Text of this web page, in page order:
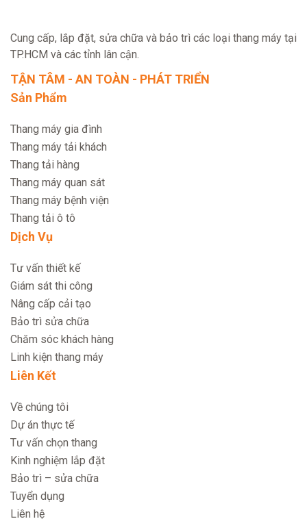
Cung cấp, lắp đặt, sửa chữa và bảo trì các loại thang máy tại
TP.HCM và các tỉnh lân cận.
TẬN TÂM - AN TOÀN - PHÁT TRIỂN
Sản Phẩm
Thang máy gia đình
Thang máy tải khách
Thang tải hàng
Thang máy quan sát
Thang máy bệnh viện
Thang tải ô tô
Dịch Vụ
Tư vấn thiết kế
Giám sát thi công
Nâng cấp cải tạo
Bảo trì sửa chữa
Chăm sóc khách hàng
Linh kiện thang máy
Liên Kết
Về chúng tôi
Dự án thực tế
Tư vấn chọn thang
Kinh nghiệm lắp đặt
Bảo trì – sửa chữa
Tuyển dụng
Liên hệ